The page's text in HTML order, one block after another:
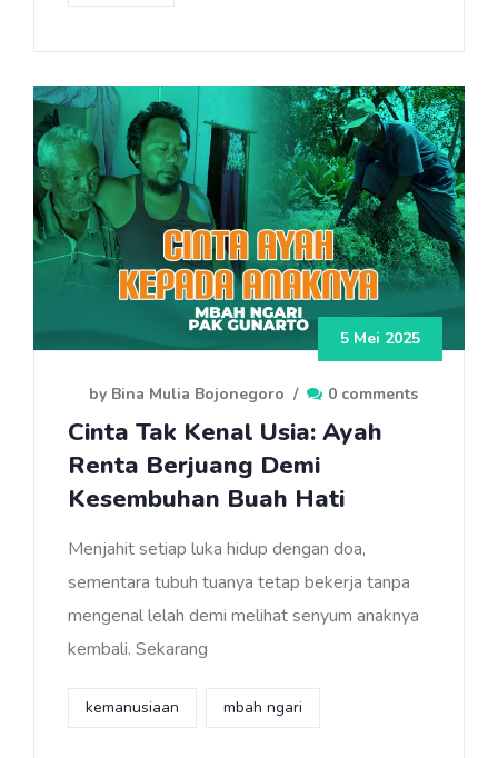
5 Mei 2025
by Bina Mulia Bojonegoro / 0 comments
Cinta Tak Kenal Usia: Ayah
Renta Berjuang Demi
Kesembuhan Buah Hati
Menjahit setiap luka hidup dengan doa,
sementara tubuh tuanya tetap bekerja tanpa
mengenal lelah demi melihat senyum anaknya
kembali. Sekarang
kemanusiaan mbah ngari